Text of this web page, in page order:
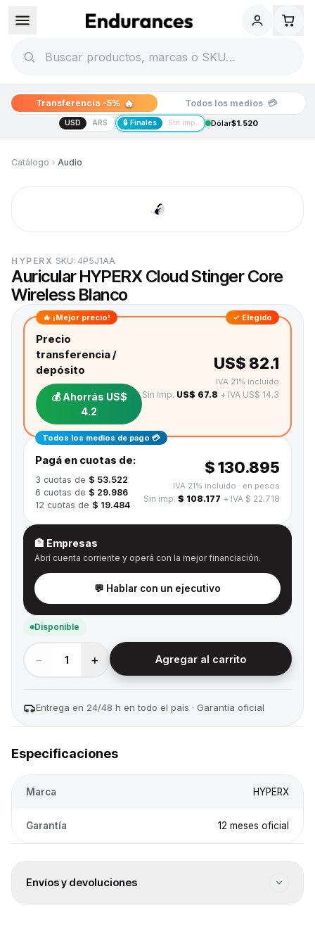
Transferencia -5% 🔥 Todos los medios 💳
USD ARS 🔒 Finales Sin imp. Dólar$1.520
Catálogo Audio
HYPERX SKU: 4P5J1AA
Auricular HYPERX Cloud Stinger Core
Wireless Blanco
🔥 ¡Mejor precio! ✓ Elegido
Precio
transferencia /
depósito
💰 Ahorrás US$
4.2
US$ 82.1
IVA 21% incluido
Sin imp. US$ 67.8 + IVA US$ 14.3
Todos los medios de pago 💳
Pagá en cuotas de:
3 cuotas de $ 53.522
6 cuotas de $ 29.986
12 cuotas de $ 19.484
$ 130.895
IVA 21% incluido · en pesos
Sin imp. $ 108.177 + IVA $ 22.718
🏦 Empresas
Abrí cuenta corriente y operá con la mejor financiación.
💬 Hablar con un ejecutivo
Disponible
− 1 + Agregar al carrito
Entrega en 24/48 h en todo el país · Garantía oficial
Especificaciones
Marca HYPERX
Garantía 12 meses oficial
Envíos y devoluciones